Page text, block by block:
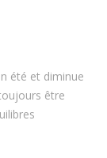
été et diminue
être